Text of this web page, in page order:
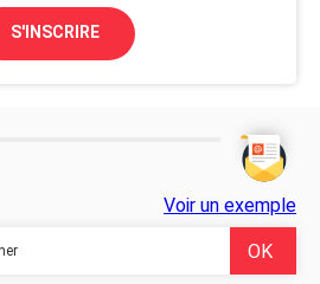
S'INSCRIRE
Voir un exemple